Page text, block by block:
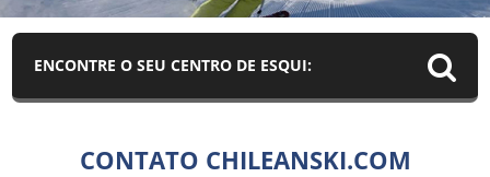
ENCONTRE O SEU CENTRO DE ESQUI:
CONTATO CHILEANSKI.COM